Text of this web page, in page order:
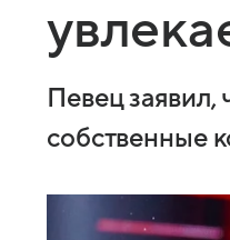
Певец заявил,
собственные